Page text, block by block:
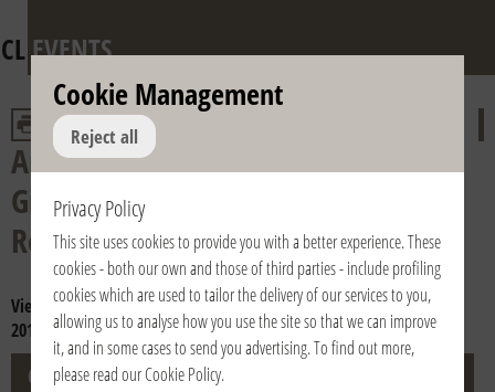
CLEVENTS
Anniversary of the death of Fr.
Giussani and of the Pontifical
Recognition of the Fraternity
View year: 2024 2023 2022 2021 2020 2019 2018 2017 2016
2015
2014 2013 2012 2011 2010 2009 2008 2007 2006
City
Cookie Management
Reject all
Privacy Policy
This site uses cookies to provide you with a better experience. These
cookies - both our own and those of third parties - include profiling
cookies which are used to tailor the delivery of our services to you,
allowing us to analyse how you use the site so that we can improve
it, and in some cases to send you advertising. To find out more,
please read ourCookie Policy.